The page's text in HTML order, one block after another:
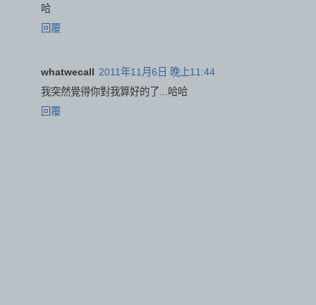
哈
回覆
whatwecall 2011年11月6日 晚上11:44
我突然覺得你對我算好的了...哈哈
回覆